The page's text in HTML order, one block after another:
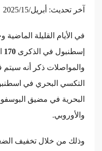
آخر تحديث: أبريل/2025/15
في الأيام القليلة
إسطنبول في الذكرى 170
والمواصلات ذكر أنه
التكسي البحري في
البحرية في مضيق
والأوروبي.
وذلك من خلال تخفيف